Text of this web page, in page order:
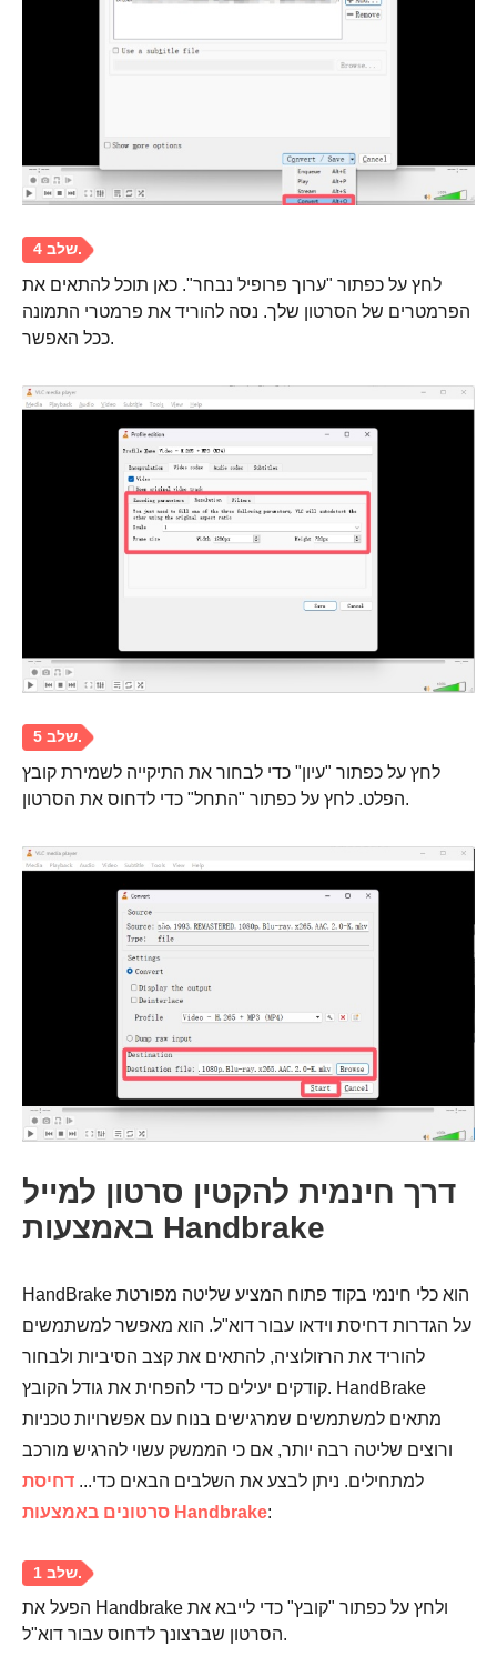
לחץ על כפתור "ערוך פרופיל נבחר". כאן תוכל להתאים את
הפרמטרים של הסרטון שלך. נסה להוריד את פרמטרי התמונה
ככל האפשר.
לחץ על כפתור "עיון" כדי לבחור את התיקייה לשמירת קובץ
הפלט. לחץ על כפתור "התחל" כדי לדחוס את הסרטון.
דרך חינמית להקטין סרטון למייל
באמצעות Handbrake
HandBrake הוא כלי חינמי בקוד פתוח המציע שליטה מפורטת
על הגדרות דחיסת וידאו עבור דוא"ל. הוא מאפשר למשתמשים
להוריד את הרזולוציה, להתאים את קצב הסיביות ולבחור
קודקים יעילים כדי להפחית את גודל הקובץ. HandBrake
מתאים למשתמשים שמרגישים בנוח עם אפשרויות טכניות
ורוצים שליטה רבה יותר, אם כי הממשק עשוי להרגיש מורכב
למתחילים. ניתן לבצע את השלבים הבאים כדי... דחיסת
סרטונים באמצעות Handbrake:
הפעל את Handbrake ולחץ על כפתור "קובץ" כדי לייבא את
הסרטון שברצונך לדחוס עבור דוא"ל.